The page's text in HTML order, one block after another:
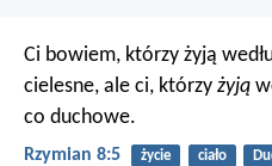
Ci bowiem, którzy żyją
cielesne, ale ci, którzy żyją
co duchowe.
Rzymian 8:5 życie ciało